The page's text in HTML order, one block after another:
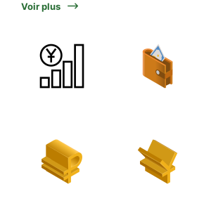
Voir plus